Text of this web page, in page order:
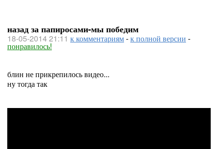
назад за папиросами-мы победим
18-05-2014 21:11 к комментариям-к полной версии -
понравилось!
блин не прикрепилось видео...
ну тогда так